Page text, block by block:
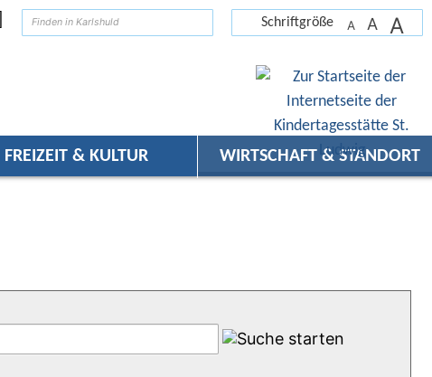
Schriftgröße A A A
FREIZEIT & KULTUR WIRTSCHAFT & STANDORT